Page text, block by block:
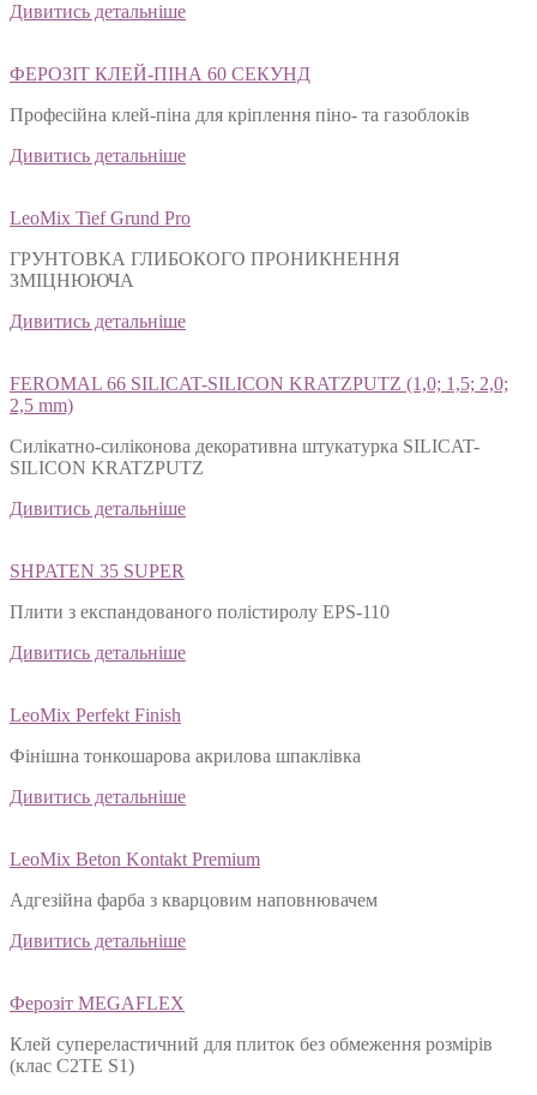
Дивитись детальніше
ФЕРОЗІТ КЛЕЙ-ПІНА 60 СЕКУНД
Професійна клей-піна для кріплення піно- та газоблоків
Дивитись детальніше
LeoMix Tief Grund Pro
ГРУНТОВКА ГЛИБОКОГО ПРОНИКНЕННЯ
ЗМІЦНЮЮЧА
Дивитись детальніше
FEROMAL 66 SILICAT-SILICON KRATZPUTZ (1,0; 1,5; 2,0;
2,5 mm)
Силікатно-силіконова декоративна штукатурка SILICAT-
SILICON KRATZPUTZ
Дивитись детальніше
SHPATEN 35 SUPER
Плити з експандованого полістиролу EPS-110
Дивитись детальніше
LeoMix Perfekt Finish
Фінішна тонкошарова акрилова шпаклівка
Дивитись детальніше
LeoMix Beton Kontakt Premium
Адгезійна фарба з кварцовим наповнювачем
Дивитись детальніше
Ферозіт MEGAFLEX
Клей супереластичний для плиток без обмеження розмірів
(клас С2ТЕ S1)